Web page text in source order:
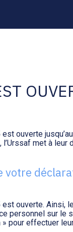
ouverte
met à leur
votre
est ouverte. Ainsi,
personnel sur le
» pour effectuer